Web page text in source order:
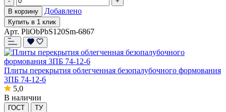
В корзину
Добавлено
Купить в 1 клик
Арт. PliObPbS120Sm-6867
Плиты перекрытия облегченная безопалубочного формования
3ПБ 74-12-6
5,0
В наличии
ГОСТ ТУ